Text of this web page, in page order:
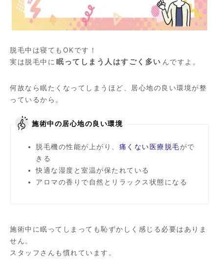
脱毛中は寝てもOKです！
実は脱毛中に 眠ってしまう人はすごく多い んですよ。
何故なら眠たくなってしまうほど、居心地の良い環境が整
っているから。
施術中の居心地の良い環境
脱毛機の性能が上がり、 痛くない医療脱毛がで
きる
快適な湿度と室温が保たれている
アロマの香りで自然とリラックス状態になる
施術中に眠ってしまっても恥ずかしく感じる必要はありま
せん。
スタッフさんも慣れています。